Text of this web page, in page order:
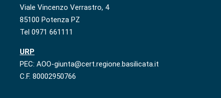
Viale Vincenzo Verrastro, 4
85100 Potenza PZ
Tel 0971 661111
URP
PEC: AOO-giunta@cert.regione.basilicata.it
C.F. 80002950766